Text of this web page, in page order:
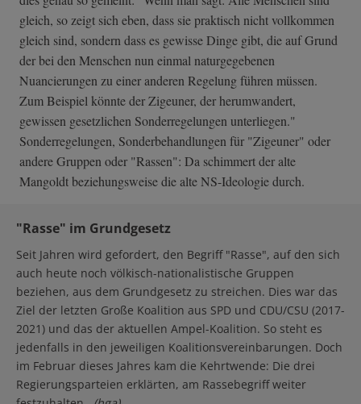
gleich, so zeigt sich eben, dass sie praktisch nicht vollkommen
gleich sind, sondern dass es gewisse Dinge gibt, die auf Grund
der bei den Menschen nun einmal naturgegebenen
Nuancierungen zu einer anderen Regelung führen müssen.
Zum Beispiel könnte der Zigeuner, der herumwandert,
gewissen gesetzlichen Sonderregelungen unterliegen."
Sonderregelungen, Sonderbehandlungen für "Zigeuner" oder
andere Gruppen oder "Rassen": Da schimmert der alte
Mangoldt beziehungsweise die alte NS-Ideologie durch.
"Rasse" im Grundgesetz
Seit Jahren wird gefordert, den Begriff "Rasse", auf den sich
auch heute noch völkisch-nationalistische Gruppen
beziehen, aus dem Grundgesetz zu streichen. Dies war das
Ziel der letzten Große Koalition aus SPD und CDU/CSU (2017-
2021) und das der aktuellen Ampel-Koalition. So steht es
jedenfalls in den jeweiligen Koalitionsvereinbarungen. Doch
im Februar dieses Jahres kam die Kehrtwende: Die drei
Regierungsparteien erklärten, am Rassebegriff weiter